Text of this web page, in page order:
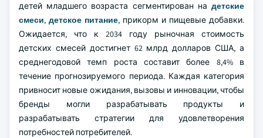
детей младшего возраста сегментирован на детские
смеси, детское питание, прикорм и пищевые добавки.
Ожидается, что к 2034 году рыночная стоимость
детских смесей достигнет 62 млрд долларов США, а
среднегодовой темп роста составит более 8,4% в
течение прогнозируемого периода. Каждая категория
привносит новые ожидания, вызовы и инновации, чтобы
бренды могли разрабатывать продукты и
разрабатывать стратегии для удовлетворения
потребностей потребителей.